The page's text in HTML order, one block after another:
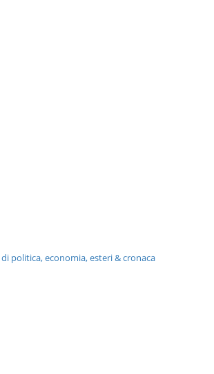
politica, economia, esteri & cronaca